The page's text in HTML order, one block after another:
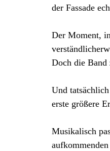
der Fassade
Der Moment,
Doch die Band
Und
erste größere
Musikalisch